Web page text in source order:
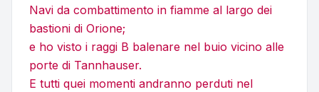
Navi da combattimento in fiamme al largo dei
bastioni di Orione;
e ho visto i raggi B balenare nel buio vicino alle
porte di Tannhauser.
E tutti quei momenti andranno perduti nel